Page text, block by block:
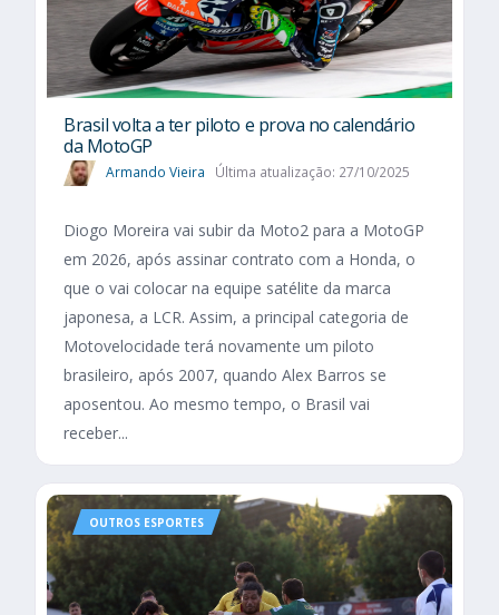
Brasil volta a ter piloto e prova no calendário
da MotoGP
Armando Vieira Última atualização: 27/10/2025
Diogo Moreira vai subir da Moto2 para a MotoGP
em 2026, após assinar contrato com a Honda, o
que o vai colocar na equipe satélite da marca
japonesa, a LCR. Assim, a principal categoria de
Motovelocidade terá novamente um piloto
brasileiro, após 2007, quando Alex Barros se
aposentou. Ao mesmo tempo, o Brasil vai
receber...
OUTROS ESPORTES